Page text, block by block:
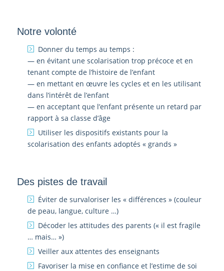
Notre volonté
Donner du temps au temps :
— en évitant une scolarisation trop précoce et en
tenant compte de l’histoire de l’enfant
— en mettant en œuvre les cycles et en les utilisant
dans l’intérêt de l’enfant
— en acceptant que l’enfant présente un retard par
rapport à sa classe d’âge
Utiliser les dispositifs existants pour la
scolarisation des enfants adoptés « grands »
Des pistes de travail
Éviter de survaloriser les « différences » (couleur
de peau, langue, culture …)
Décoder les attitudes des parents (« il est fragile
… mais… »)
Veiller aux attentes des enseignants
Favoriser la mise en confiance et l’estime de soi